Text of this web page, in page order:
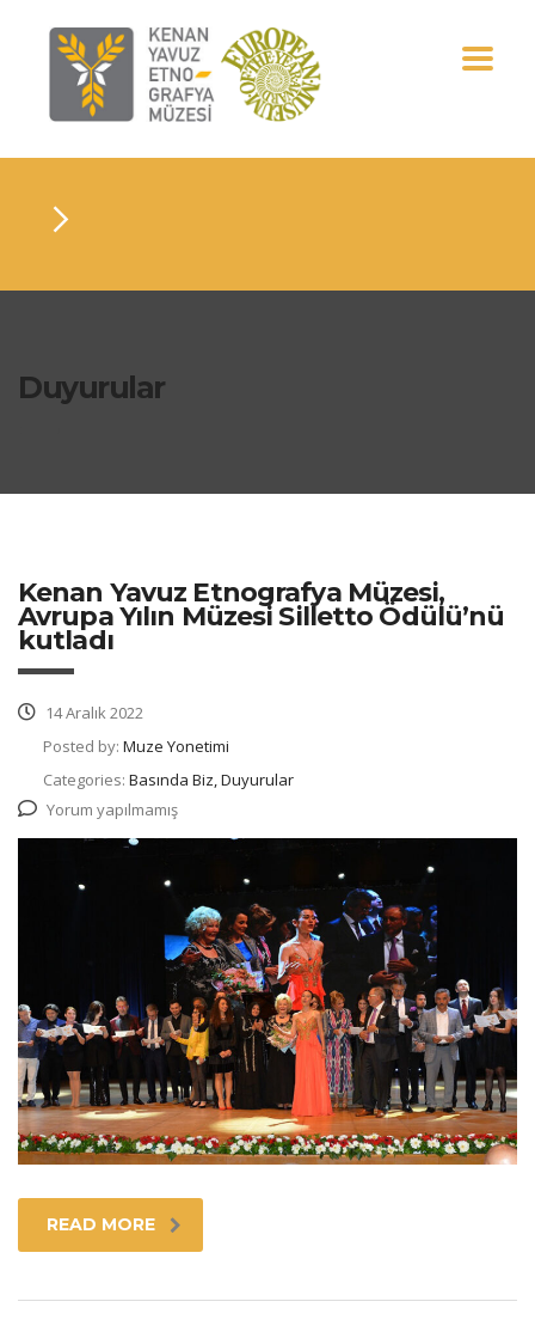
Duyurular
Kenan Yavuz Etnografya Müzesi,
Avrupa Yılın Müzesi Silletto Ödülü’nü
kutladı
14 Aralık 2022
Posted by: Muze Yonetimi
Categories: Basında Biz, Duyurular
Yorum yapılmamış
READ MORE